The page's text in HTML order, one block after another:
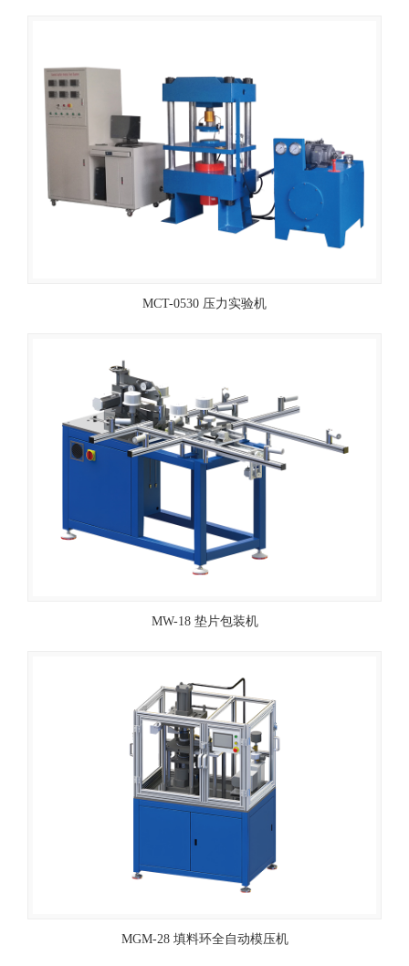
MCT-0530 压力实验机
MW-18 垫片包装机
MGM-28 填料环全自动模压机